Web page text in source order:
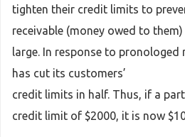
tighten their credit limits to
receivable (money owed to
large. In response to pronologed
has cut its customers’
credit limits in half. Thus, if a
credit limit of $2000, it is now